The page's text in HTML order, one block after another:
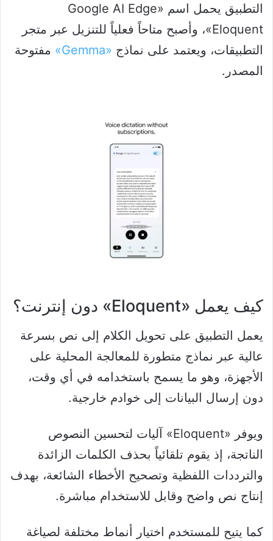
التطبيق يحمل اسم «Google AI Edge
Eloquent»، وأصبح متاحاً فعلياً للتنزيل عبر متجر
التطبيقات، ويعتمد على نماذج «Gemma»
مفتوحة
المصدر.
كيف يعمل «Eloquent» دون إنترنت؟
يعمل التطبيق على تحويل الكلام إلى نص بسرعة
عالية عبر نماذج متطورة للمعالجة المحلية على
الأجهزة، وهو ما يسمح باستخدامه في أي وقت،
دون إرسال البيانات إلى خوادم خارجية.
ويوفر «Eloquent» آليات لتحسين النصوص
الناتجة، إذ يقوم تلقائياً بحذف الكلمات الزائدة
والترددات اللفظية وتصحيح الأخطاء الشائعة، بهدف
إنتاج نص واضح وقابل للاستخدام مباشرة.
كما يتيح للمستخدم اختيار أنماط مختلفة لصياغة